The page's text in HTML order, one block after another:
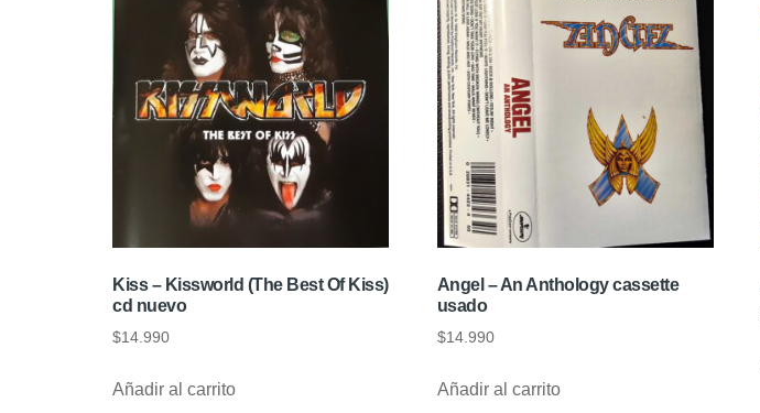
Kiss – Kissworld (The Best Of Kiss)
cd nuevo
$14.990
Añadir al carrito
Angel – An Anthology cassette
usado
$14.990
Añadir al carrito